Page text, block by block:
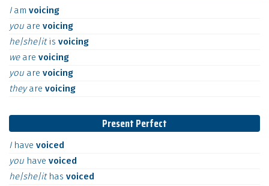
I am voicing
you are voicing
he|she|itis voicing
we are voicing
you are voicing
theyare voicing
Present Perfect
I have voiced
you have voiced
he|she|it has voiced